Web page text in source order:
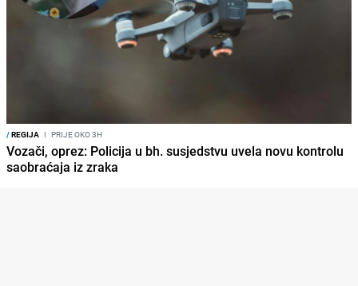
/REGIJA I PRIJE OKO 3H
Vozači, oprez: Policija u bh. susjedstvu uvela novu kontrolu
saobraćaja iz zraka